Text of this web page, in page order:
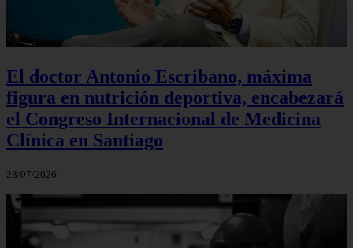
El doctor Antonio Escribano, máxima
figura en nutrición deportiva, encabezará
el Congreso Internacional de Medicina
Clínica en Santiago
28/07/2026